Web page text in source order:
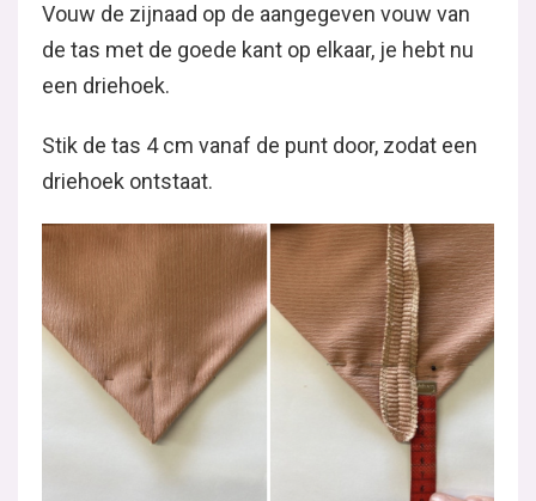
Vouw de zijnaad op de aangegeven vouw van
de tas met de goede kant op elkaar, je hebt nu
een driehoek.
Stik de tas 4 cm vanaf de punt door, zodat een
driehoek ontstaat.